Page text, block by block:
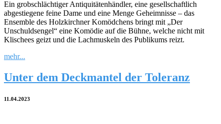
Ein grobschlächtiger Antiquitätenhändler, eine gesellschaftlich
abgestiegene feine Dame und eine Menge Geheimnisse – das
Ensemble des Holzkirchner Komödchens bringt mit „Der
Unschuldsengel“ eine Komödie auf die Bühne, welche nicht mit
Klischees geizt und die Lachmuskeln des Publikums reizt.
mehr...
Unter dem Deckmantel der Toleranz
11.04.2023